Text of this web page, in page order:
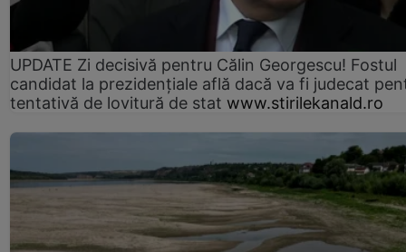
UPDATE Zi decisivă pentru Călin Georgescu! Fostul
candidat la prezidențiale află dacă va fi judecat
tentativă de lovitură de stat www.stirilekanald.ro